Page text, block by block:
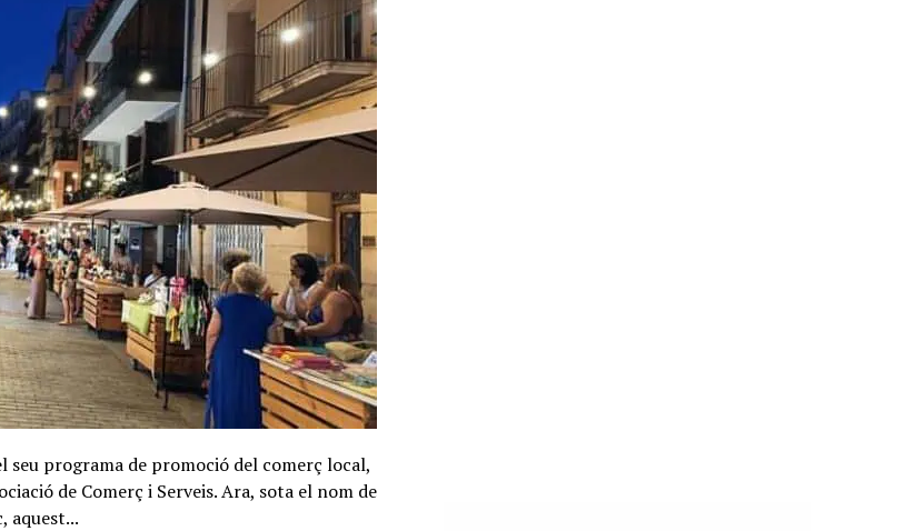
programa de promoció del comerç local,
de Comerç i Serveis. Ara, sota el nom de
aquest...